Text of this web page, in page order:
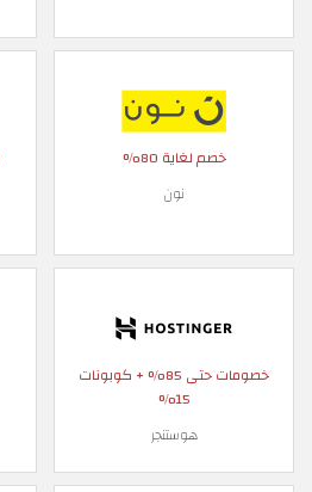
خصم لغاية 80%
نون
خصومات حتى 85% + كوبونات
15%
هوستنجر